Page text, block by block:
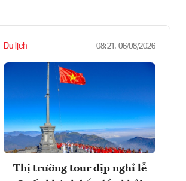
Du lịch 08:21, 06/08/2026
Thị trường tour dịp nghỉ lễ